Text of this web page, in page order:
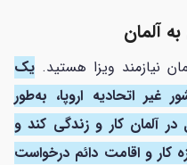
آلمان
نیازمند ویزا هستید. یک
غیر اتحادیه اروپا، به‌طور
آلمان کار و زندگی کند و
کار و اقامت دائم درخواست